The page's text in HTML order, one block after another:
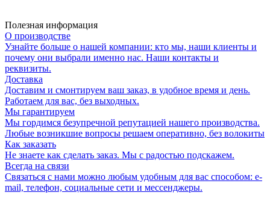
Полезная информация
О производстве
Узнайте больше о нашей компании: кто мы, наши клиенты и
почему они выбрали именно нас. Наши контакты и
реквизиты.
Доставка
Доставим и смонтируем ваш заказ, в удобное время и день.
Работаем для вас, без выходных.
Мы гарантируем
Мы гордимся безупречной репутацией нашего производства.
Любые возникшие вопросы решаем оперативно, без волокиты
Как заказать
Не знаете как сделать заказ. Мы с радостью подскажем.
Всегда на связи
Связаться с нами можно любым удобным для вас способом: e-
mail, телефон, социальные сети и мессенджеры.